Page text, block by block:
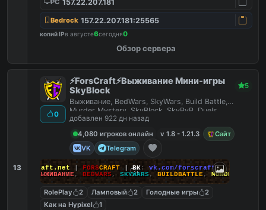
PC 157.22.207.181
Bedrock 157.22.207.181:25565
копий IPв августе6сегодня0
Обзор сервера
13
0
⚡ForsCraft⚡Выживание Мини-игры
SkyBlock
5
Выживание, BedWars, SkyWars, Build Battle,
Murder Mystery, SkyBlock, SkyPvP, Duels,
HideAndSeek
добавлен 922 дн назад
4,080 игроков онлайн
v 1.8 - 1.21.3
Сайт
VK
Telegram
ForsCraft.net FORSCRAFT ВК:
vk.com/forscraft
ВЫЖИВАНИЕ, BEDWARS, SKYWARS, BUILDBATTLE, MURDERMYSTERY
RolePlay 2 Ламповый 2 Голодные игры
2
Как на Hypixel
1